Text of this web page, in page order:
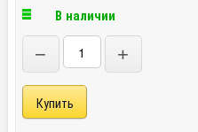
В наличии
− +